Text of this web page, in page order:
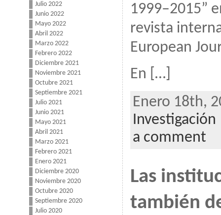
Julio 2022
Junio 2022
Mayo 2022
Abril 2022
Marzo 2022
Febrero 2022
Diciembre 2021
Noviembre 2021
Octubre 2021
Septiembre 2021
Julio 2021
Junio 2021
Mayo 2021
Abril 2021
Marzo 2021
Febrero 2021
Enero 2021
Diciembre 2020
Noviembre 2020
Octubre 2020
Septiembre 2020
Julio 2020
1999–2015”
revista
European
En […]
Enero 18th,
Investigación
a comment
Las
también